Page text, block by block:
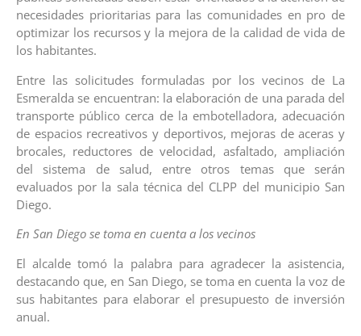
necesidades prioritarias para las comunidades en pro de
optimizar los recursos y la mejora de la calidad de vida de
los habitantes.
Entre las solicitudes formuladas por los vecinos de La
Esmeralda se encuentran: la elaboración de una parada del
transporte público cerca de la embotelladora, adecuación
de espacios recreativos y deportivos, mejoras de aceras y
brocales, reductores de velocidad, asfaltado, ampliación
del sistema de salud, entre otros temas que serán
evaluados por la sala técnica del CLPP del municipio San
Diego.
En San Diego se toma en cuenta a los vecinos
El alcalde tomó la palabra para agradecer la asistencia,
destacando que, en San Diego, se toma en cuenta la voz de
sus habitantes para elaborar el presupuesto de inversión
anual.